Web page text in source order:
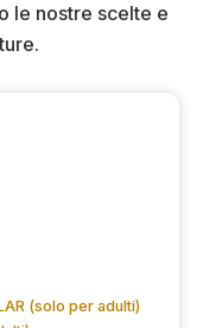
le nostre scelte e
(solo per adulti)